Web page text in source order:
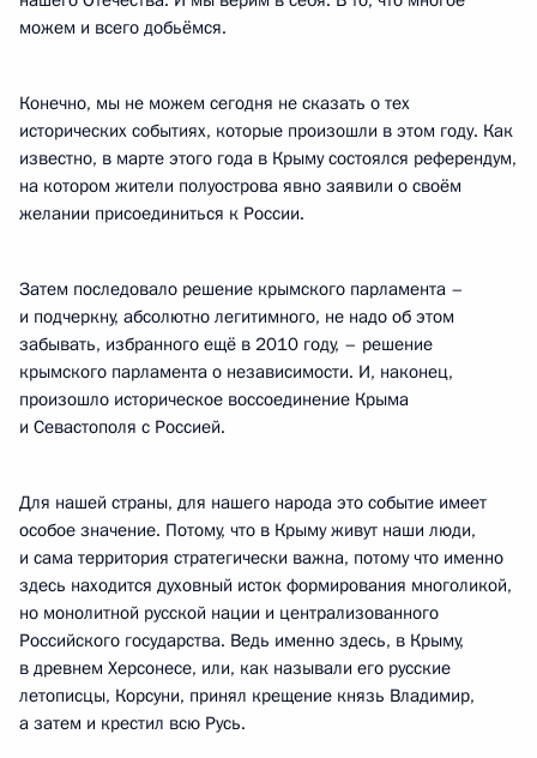
можем и всего добьёмся.
Конечно, мы не можем сегодня не сказать о тех
исторических событиях, которые произошли в этом году. Как
известно, в марте этого года в Крыму состоялся референдум,
на котором жители полуострова явно заявили о своём
желании присоединиться к России.
Затем последовало решение крымского парламента –
и подчеркну, абсолютно легитимного, не надо об этом
забывать, избранного ещё в 2010 году, – решение
крымского парламента о независимости. И, наконец,
произошло историческое воссоединение Крыма
и Севастополя с Россией.
Для нашей страны, для нашего народа это событие имеет
особое значение. Потому, что в Крыму живут наши люди,
и сама территория стратегически важна, потому что именно
здесь находится духовный исток формирования многоликой,
но монолитной русской нации и централизованного
Российского государства. Ведь именно здесь, в Крыму,
в древнем Херсонесе, или, как называли его русские
летописцы, Корсуни, принял крещение князь Владимир,
а затем и крестил всю Русь.